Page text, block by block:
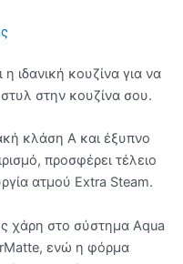
ιδανική κουζίνα για να
στην κουζίνα σου.
κλάση A και έξυπνο
προσφέρει τέλειο
ατμού Extra Steam.
χάρη στο σύστημα Aqua
ενώ η φόρμα